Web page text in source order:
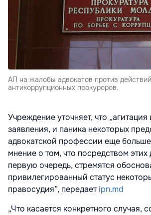
АП на жалобы адвокатов против действий
антикоррупционных прокуроров.
Учреждение уточняет, что
заявления, и паника некоторых
адвокатской профессии еще
мнение о том, что посредством этих
первую очередь, стремятся
привилегированный статус
правосудия”, передаетipn.md
„Что касается конкретного случая,